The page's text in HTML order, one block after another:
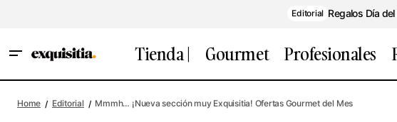
Editorial Regalos Día
Tienda | Gourmet Profesionales
mejor aceite gourmet, ideal para ti
Editorial Mmmh…
Home Editorial Mmmh… ¡Nueva sección muy Exquisitia! Ofertas Gourmet del Mes